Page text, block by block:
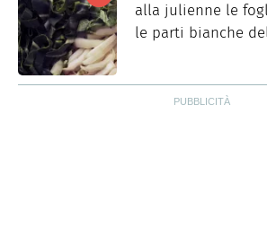
alla julienne le
le parti bianche